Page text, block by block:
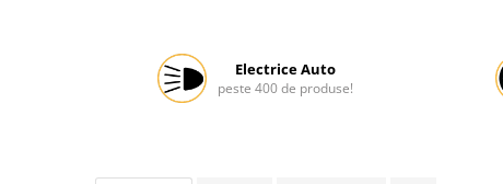
Electrice Auto
peste 400 de produse!